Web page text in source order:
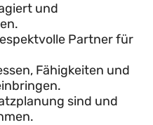
und
Partner für
Fähigkeiten und
sind und